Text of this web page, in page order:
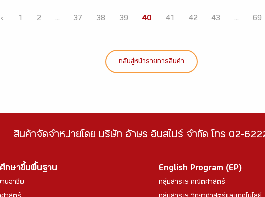
‹ 1 2 ... 37 38 39 40 41 42 43 ... 69
กลับสู่หน้ารายการสินค้า
สินค้าจัดจำหน่ายโดย บริษัท อักษร อินสไปร์ จำกัด โทร 02-
กษาขึ้นพื้นฐาน
านอาชีพ
English Program (EP)
กลุ่มสาระฯ คณิตศาสตร์